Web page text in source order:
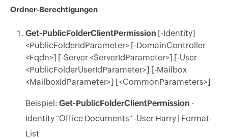
Ordner-Berechtigungen
Get-PublicFolderClientPermission [-Identity]
<PublicFolderIdParameter> [-DomainController
<Fqdn>] [-Server <ServerIdParameter>] [-User
<PublicFolderUserIdParameter>] [-Mailbox
<MailboxIdParameter>] [<CommonParameters>]
Beispiel: Get-PublicFolderClientPermission -
Identity "Office Documents" -User Harry | Format-
List